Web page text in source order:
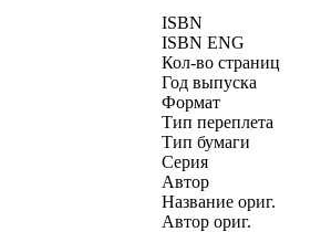
ISBN
ISBN ENG
Кол-во страниц
Год выпуска
Формат
Тип переплета
Тип бумаги
Серия
Автор
Название ориг.
Автор ориг.